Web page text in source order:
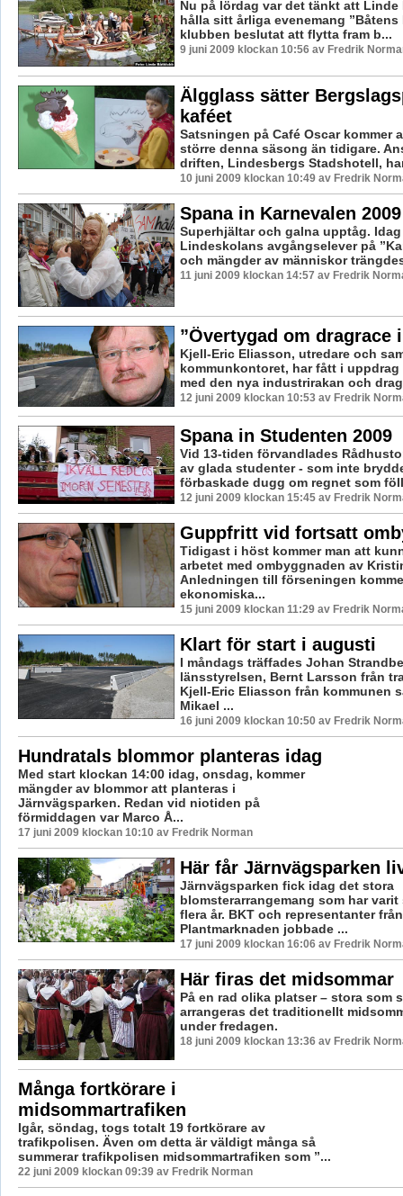
Nu på lördag var det tänkt att
hålla sitt årliga evenemang ”Båtens
klubben beslutat att flytta fram b...
9 juni 2009 klockan 10:56 av Fredrik
Älgglass sätter
kaféet
Satsningen på Café Oscar kommer
större denna säsong än tidigare.
driften, Lindesbergs Stadshotell,
10 juni 2009 klockan 10:49 av Fredrik
Spana in Karnevalen 2009
Superhjältar och galna upptåg.
Lindeskolans avgångselever på
och mängder av människor
11 juni 2009 klockan 14:57 av Fredrik
”Övertygad om dragrace
Kjell-Eric Eliasson, utredare och
kommunkontoret, har fått i
med den nya industrirakan och
12 juni 2009 klockan 10:53 av Fredrik
Spana in Studenten 2009
Vid 13-tiden förvandlades
av glada studenter - som inte
förbaskade dugg om regnet som
12 juni 2009 klockan 15:45 av Fredrik
Guppfritt vid fortsatt
Tidigast i höst kommer man att
arbetet med ombyggnaden av
Anledningen till förseningen
ekonomiska...
15 juni 2009 klockan 11:29 av Fredrik
Klart för start i augusti
I måndags träffades Johan
länsstyrelsen, Bernt Larsson från
Kjell-Eric Eliasson från kommunen
Mikael ...
16 juni 2009 klockan 10:50 av Fredrik
Hundratals blommor planteras idag
Med start klockan 14:00 idag, onsdag, kommer
mängder av blommor att planteras i
Järnvägsparken. Redan vid niotiden på
förmiddagen var Marco Å...
17 juni 2009 klockan 10:10 av Fredrik Norman
Här får Järnvägsparken
Järnvägsparken fick idag det stora
blomsterarrangemang som har
flera år. BKT och representanter från
Plantmarknaden jobbade ...
17 juni 2009 klockan 16:06 av Fredrik
Här firas det midsommar
På en rad olika platser – stora som
arrangeras det traditionellt
under fredagen.
18 juni 2009 klockan 13:36 av Fredrik
Många fortkörare i
midsommartrafiken
Igår, söndag, togs totalt 19 fortkörare av
trafikpolisen. Även om detta är väldigt många så
summerar trafikpolisen midsommartrafiken som ”...
22 juni 2009 klockan 09:39 av Fredrik Norman